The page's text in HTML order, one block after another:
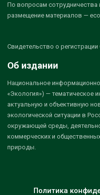
По вопросам сотрудничества
размещение материалов —
Свидетельство о
Об издании
Национальное
«Экология») — тематическое
актуальную и объективную
экологической ситуации в
окружающей среды,
коммерческих и
природы.
Политика